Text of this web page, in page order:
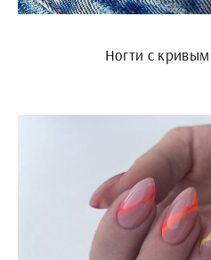
Ногти с